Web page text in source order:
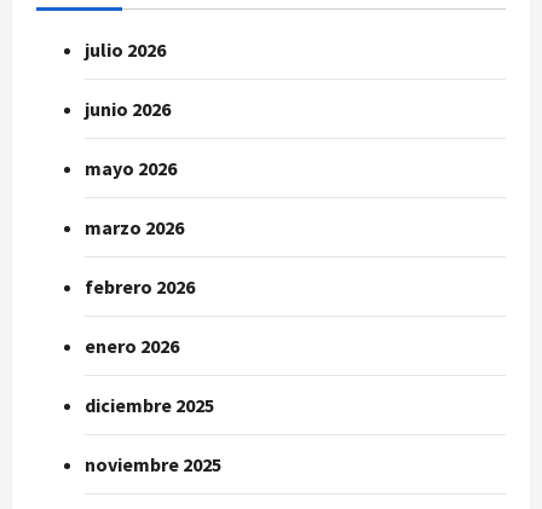
julio 2026
junio 2026
mayo 2026
marzo 2026
febrero 2026
enero 2026
diciembre 2025
noviembre 2025